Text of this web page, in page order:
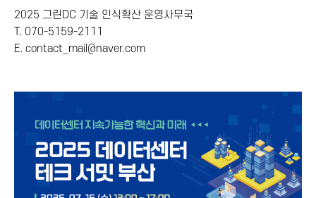
2025 그린DC 기술 인식확산 운영사무국
T. 070-5159-2111
E. contact_mail@naver.com